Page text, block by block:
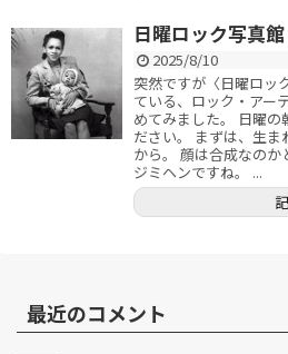
日曜ロック写真
2025/8/10
突然ですが〈日曜ロッ
ている、ロック・アー
めてみました。 日曜の
ださい。 まずは、生
から。 顔は合成なの
ジミヘンですね。 ...
最近のコメント